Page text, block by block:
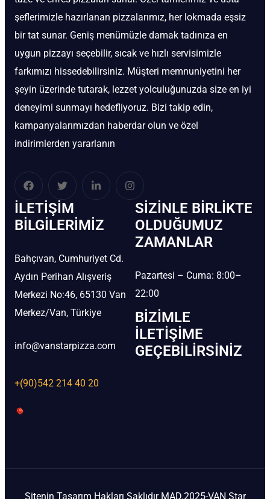
şeflerimizle hazırlanan pizzalarımız, her lokmada eşsiz
bir tat sunar. Geniş menümüzle damak tadınıza en
uygun pizzayı seçebilir, sıcak ve hızlı servisimizle
farkımızı hissedebilirsiniz. Müşteri memnuniyetini her
şeyin üzerinde tutarak, lezzet yolculuğunuzda size en iyi
deneyimi sunmayı hedefliyoruz. Bizi takip edin,
kampanyalarımızdan haberdar olun ve özel
indirimlerden yararlanın
İLETIŞIM
BİLGILERIMIZ
Bahçıvan, Cumhuriyet Cd.
Aydın Perihan Alışveriş
Merkezi No:46, 65130 Van
Merkez/Van, Türkiye
info@vanstarpizza.com
+(90)542 214 40 20
SIZINLE BIRLIKTE
OLDUĞUMUZ
ZAMANLAR
Pazartesi – Cuma: 8:00–
22:00
BIZIMLE
İLETIŞIME
GEÇEBILIRSINIZ
Sitenin Tasarım Hakları Saklıdır MAD.2025-VAN Star